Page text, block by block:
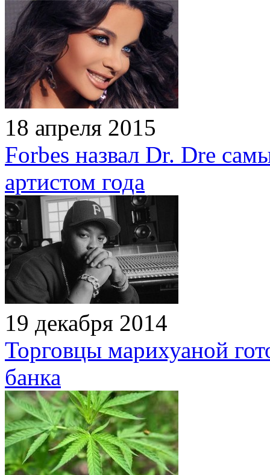
18 апреля 2015
Forbes назвал Dr. Dre
артистом года
19 декабря 2014
Торговцы марихуаной
банка